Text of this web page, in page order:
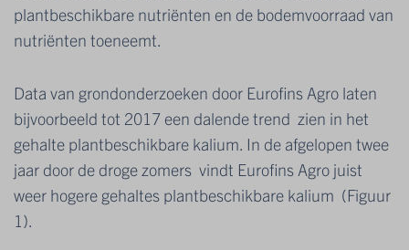
plantbeschikbare nutriënten en de bodemvoorraad van
nutriënten toeneemt.
Data van grondonderzoeken door Eurofins Agro laten
bijvoorbeeld tot 2017 een dalende trend zien in het
gehalte plantbeschikbare kalium. In de afgelopen twee
jaar door de droge zomers vindt Eurofins Agro juist
weer hogere gehaltes plantbeschikbare kalium (Figuur
1).